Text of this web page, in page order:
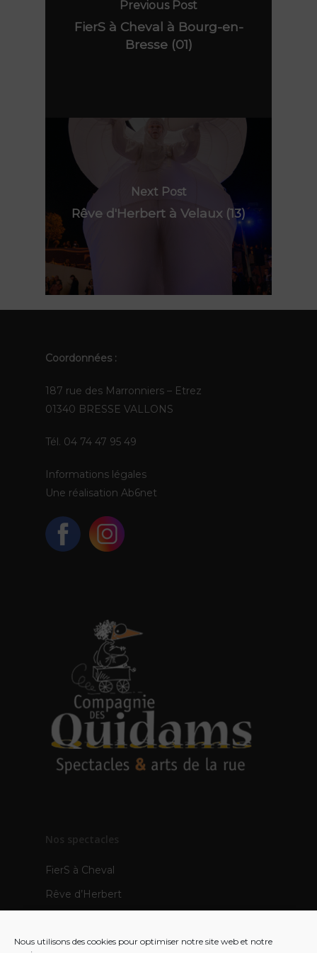
Nous utilisons des cookies pour optimiser notre site web et notre
Previous Post
FierS à Cheval à Bourg-en-
Bresse (01)
Next Post
Rêve d'Herbert à Velaux (13)
Coordonnées :
187 rue des Marronniers – Etrez
01340 BRESSE VALLONS
Tél. 04 74 47 95 49
Informations légales
Une réalisation Ab6net
Nos spectacles
FierS à Cheval
Rêve d’Herbert
Les Pops